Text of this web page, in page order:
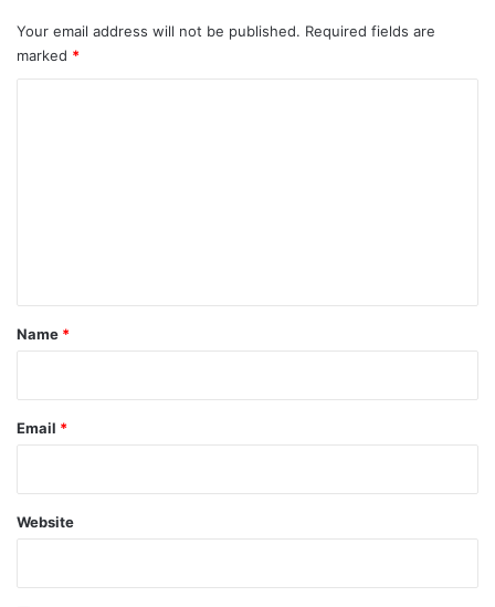
Your email address will not be published. Required fields are
marked *
*
Name *
Email *
Website